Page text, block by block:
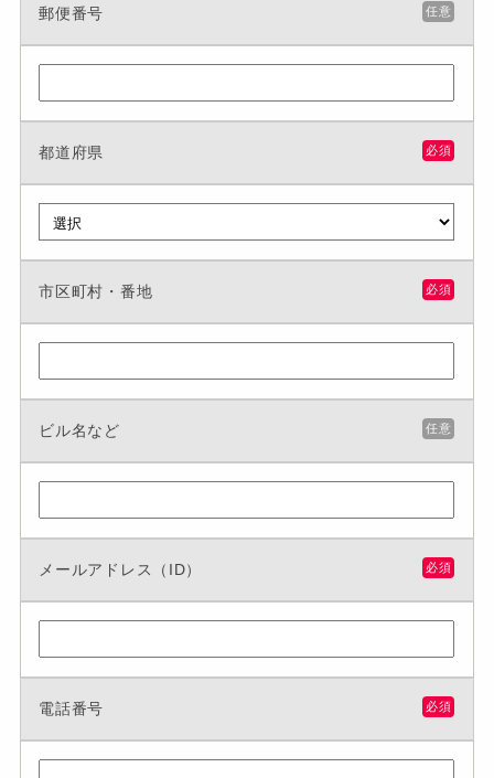
郵便番号 任意
都道府県 必須
市区町村・番地 必須
ビル名など 任意
メールアドレス（ID） 必須
電話番号 必須